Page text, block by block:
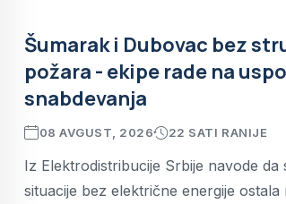
Šumarak i Dubovac bez
požara - ekipe rade na
snabdevanja
08 AVGUST, 2026 22 SATI RANIJE
Iz Elektrodistribucije Srbije navode
situacije bez električne energije ostala